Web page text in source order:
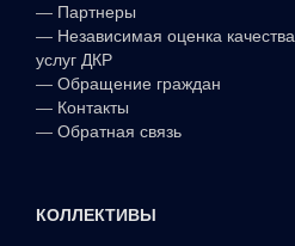
— Партнеры
— Независимая оценка
услуг ДКР
— Обращение граждан
— Контакты
— Обратная связь
КОЛЛЕКТИВЫ